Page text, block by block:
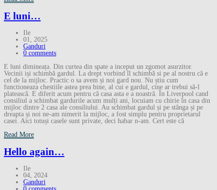
E luni…
Ile
01, 2025
Ganduri
0 comments
E luni dimineața. Din curtea din spate a inceput un zgomot asurzitor.
Vecinii iși schimbă gardul. La drept vorbind îl schimbă si pe al nostru că e
cel de la mijloc. Practic o sa avem și noi gard nou. Nu știu cum
functioneaza chestiile astea prea bine, al cui e gardul, cine ar trebui să-l
platească. E diferit acum pentru că casa asta e a noastră. În Liverpool cand
consiliul a schimbat gardurile acum mulți ani, locuiam cu chirie în casa din
mijloc dintre 2 casa ale consiliului. Au schimbat gardul și pe stănga și pe
dreapta și noi ne-am nimerit la mijloc, a fost simplu pentru proprietarul
casei. Aici totuși casele sunt private, deci habar n-am. Cert este că
Read More
Hello again…
Ile
04, 2024
Ganduri